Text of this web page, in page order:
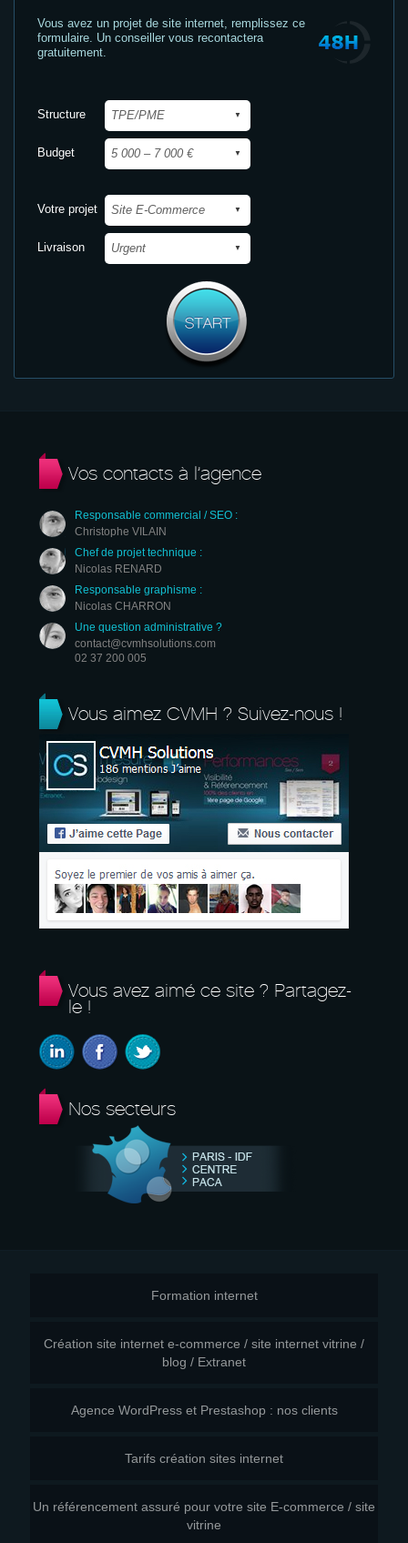
Vous avez un projet de site internet, remplissez ce
formulaire. Un conseiller vous recontactera
gratuitement.
Structure
Budget
Votre projet
Livraison
Vos contacts à l’agence
Responsable commercial / SEO :
Christophe VILAIN
Chef de projet technique :
Nicolas RENARD
Responsable graphisme :
Nicolas CHARRON
Une question administrative ?
contact@cvmhsolutions.com
02 37 200 005
Vous aimez CVMH ? Suivez-nous !
Vous avez aimé ce site ? Partagez-
le !
Nos secteurs
Formation internet
Création site internet e-commerce / site internet vitrine /
blog / Extranet
Agence WordPress et Prestashop : nos clients
Tarifs création sites internet
Un référencement assuré pour votre site E-commerce / site
vitrine